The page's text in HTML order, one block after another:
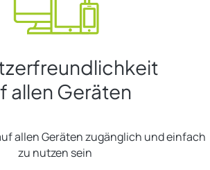
allen Geräten
allen Geräten zugänglich und einfach
zu nutzen sein